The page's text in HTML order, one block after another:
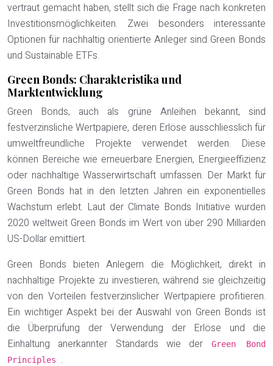
vertraut gemacht haben, stellt sich die Frage nach konkreten
Investitionsmöglichkeiten. Zwei besonders interessante
Optionen für nachhaltig orientierte Anleger sind Green Bonds
und Sustainable ETFs.
Green Bonds: Charakteristika und
Marktentwicklung
Green Bonds, auch als grüne Anleihen bekannt, sind
festverzinsliche Wertpapiere, deren Erlöse ausschliesslich für
umweltfreundliche Projekte verwendet werden. Diese
können Bereiche wie erneuerbare Energien, Energieeffizienz
oder nachhaltige Wasserwirtschaft umfassen. Der Markt für
Green Bonds hat in den letzten Jahren ein exponentielles
Wachstum erlebt. Laut der Climate Bonds Initiative wurden
2020 weltweit Green Bonds im Wert von über 290 Milliarden
US-Dollar emittiert.
Green Bonds bieten Anlegern die Möglichkeit, direkt in
nachhaltige Projekte zu investieren, während sie gleichzeitig
von den Vorteilen festverzinslicher Wertpapiere profitieren.
Ein wichtiger Aspekt bei der Auswahl von Green Bonds ist
die Überprüfung der Verwendung der Erlöse und die
Einhaltung anerkannter Standards wie der
Green Bond
Principles .